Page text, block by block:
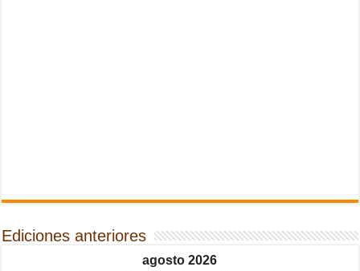
Ediciones anteriores
agosto 2026